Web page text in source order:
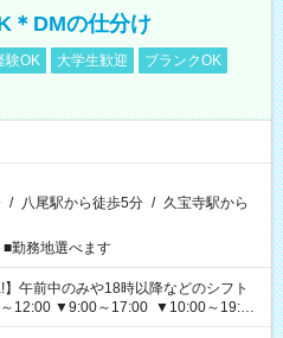
＊DMの仕分け
験OK 大学生歓迎
ブランクOK
/ 八尾駅から徒歩5分 / 久宝寺駅から
勤務地選べます
】午前中のみや18時以降などのシフト
12:00 ▼9:00～17:00 ▼10:00～19:00